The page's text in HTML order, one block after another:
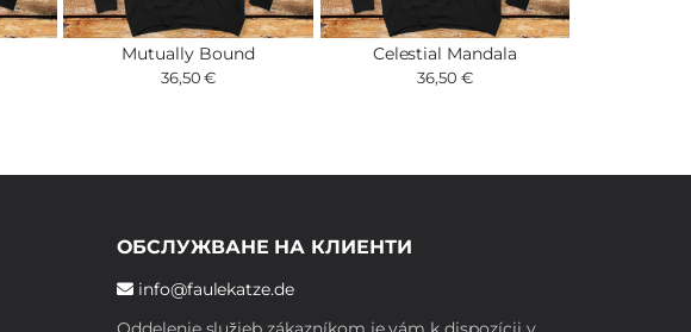
Mutually Bound
36,50 €
Celestial Mandala
36,50 €
ОБСЛУЖВАНЕ НА КЛИЕНТИ
info@faulekatze.de